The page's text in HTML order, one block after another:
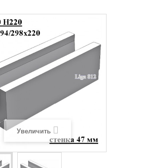
Увеличить